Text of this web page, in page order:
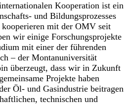
Kooperation ist ein
und Bildungsprozesses
mit der OMV seit
wir einige Forschungsprojekte
mit einer der führenden
– der Montanuniversität
überzeugt, dass wir in Zukunft
Projekte haben
Öl- und Gasindustrie beitragen
technischen und